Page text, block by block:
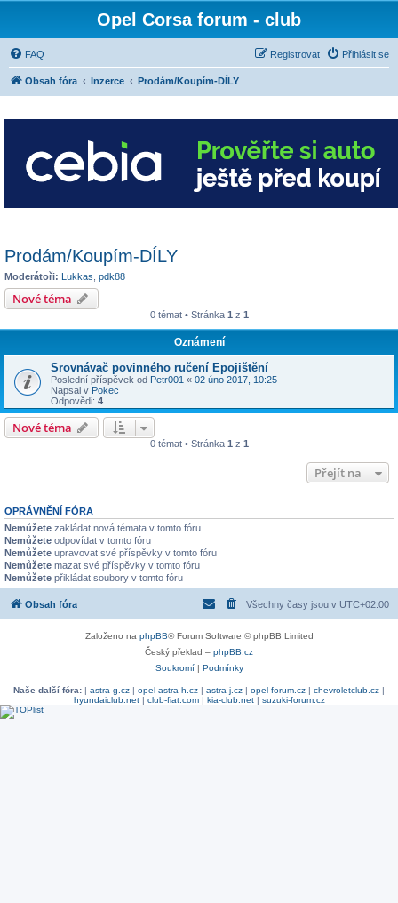
Opel Corsa forum - club
FAQ Přihlásit se
Registrovat
Obsah fóra Inzerce Prodám/Koupím-DÍLY
Prodám/Koupím-DÍLY
Moderátoři: Lukkas pdk88
Nové téma
0 témat • Stránka 1 z 1
Oznámení
Srovnávač povinného ručení Epojištění
Poslední příspěvek od Petr001 « 02 úno 2017, 10:25
Napsal v Pokec
Odpovědi: 4
Nové téma
0 témat • Stránka 1 z 1
Přejít na
OPRÁVNĚNÍ FÓRA
Nemůžete zakládat nová témata v tomto fóru
Nemůžete odpovídat v tomto fóru
Nemůžete upravovat své příspěvky v tomto fóru
Nemůžete mazat své příspěvky v tomto fóru
Nemůžete přikládat soubory v tomto fóru
Obsah fóra Všechny časy jsou v UTC+02:00
Založeno na phpBB® Forum Software © phpBB Limited
Český překlad – phpBB.cz
Soukromí| Podmínky
Naše další fóra: | astra-g.cz | opel-astra-h.cz | astra-j.cz | opel-forum.cz | chevroletclub.cz |
hyundaiclub.net| club-fiat.com| kia-club.net| suzuki-forum.cz